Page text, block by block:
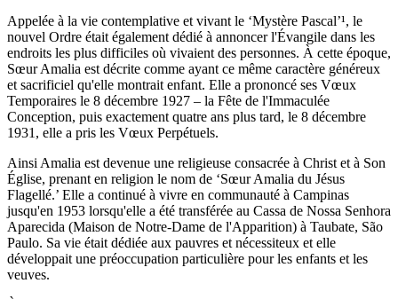
Appelée à la vie contemplative et vivant le ‘Mystère Pascal’¹, le
nouvel Ordre était également dédié à annoncer l'Évangile dans les
endroits les plus difficiles où vivaient des personnes. À cette époque,
Sœur Amalia est décrite comme ayant ce même caractère généreux
et sacrificiel qu'elle montrait enfant. Elle a prononcé ses Vœux
Temporaires le 8 décembre 1927 – la Fête de l'Immaculée
Conception, puis exactement quatre ans plus tard, le 8 décembre
1931, elle a pris les Vœux Perpétuels.
Ainsi Amalia est devenue une religieuse consacrée à Christ et à Son
Église, prenant en religion le nom de ‘Sœur Amalia du Jésus
Flagellé.’ Elle a continué à vivre en communauté à Campinas
jusqu'en 1953 lorsqu'elle a été transférée au Cassa de Nossa Senhora
Aparecida (Maison de Notre-Dame de l'Apparition) à Taubate, São
Paulo. Sa vie était dédiée aux pauvres et nécessiteux et elle
développait une préoccupation particulière pour les enfants et les
veuves.